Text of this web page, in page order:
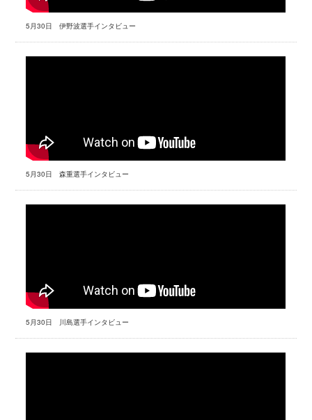
5月30日 伊野波選手インタビュー
5月30日 森重選手インタビュー
5月30日 川島選手インタビュー